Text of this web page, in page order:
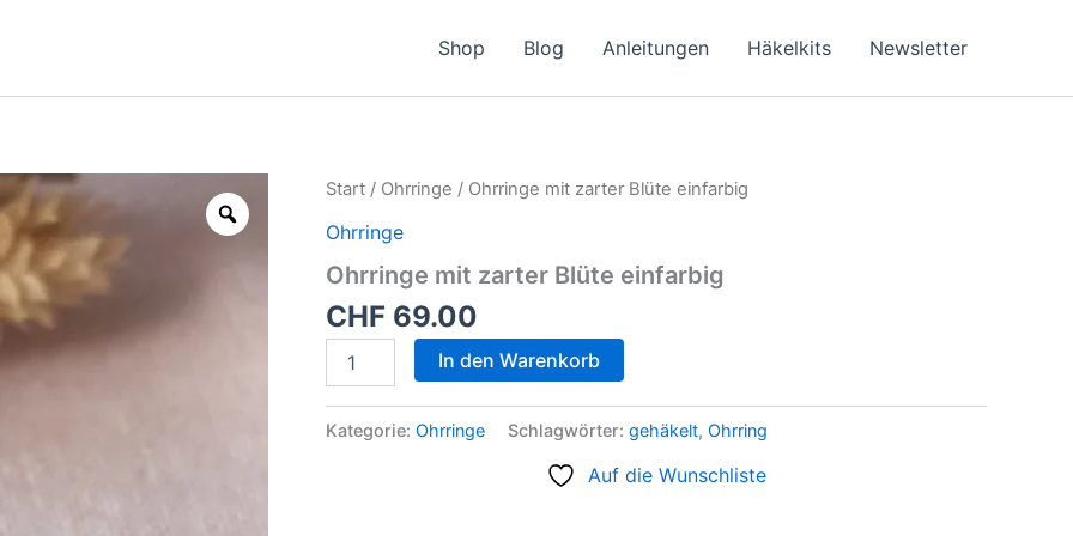
Shop Blog Anleitungen Häkelkits Newsletter
Start / Ohrringe / Ohrringe mit zarter Blüte einfarbig
Ohrringe
Ohrringe mit zarter Blüte einfarbig
CHF 69.00
Ohrringe
zarter
einfarbig
Menge
In den Warenkorb
Kategorie: Ohrringe Schlagwörter: gehäkelt, Ohrring
Auf die Wunschliste